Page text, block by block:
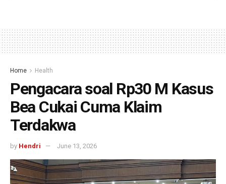
Home Health
Pengacara soal Rp30 M Kasus
Bea Cukai Cuma Klaim
Terdakwa
by Hendri June 13, 2026